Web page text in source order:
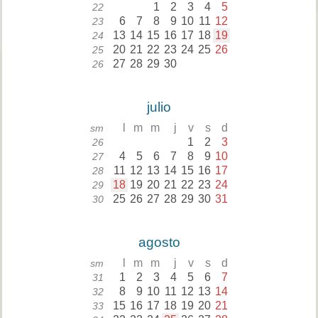
22 1 2 3 4 5
23 6 7 8 9 10 11 12
24 13 14 15 16 17 18 19
25 20 21 22 23 24 25 26
26 27 28 29 30
julio
sm m m j v s d
26 1 2 3
27 4 5 6 7 8 9 10
28 11 12 13 14 15 16 17
29 18 19 20 21 22 23 24
30 25 26 27 28 29 30 31
agosto
sm m m j v s d
31 1 2 3 4 5 6 7
32 8 9 10 11 12 13 14
33 15 16 17 18 19 20 21